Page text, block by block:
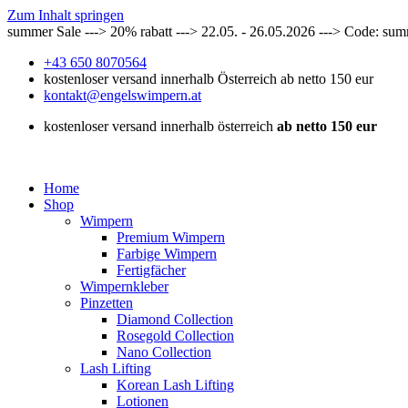
Zum Inhalt springen
summer Sale ---> 20% rabatt ---> 22.05. - 26.05.2026 ---> Code:
+43 650 8070564
kostenloser versand innerhalb Österreich ab netto 150 eur
kontakt@engelswimpern.at
kostenloser versand innerhalb österreich ab netto 150 eur
Home
Shop
Wimpern
Premium Wimpern
Farbige Wimpern
Fertigfächer
Wimpernkleber
Pinzetten
Diamond Collection
Rosegold Collection
Nano Collection
Lash Lifting
Korean Lash Lifting
Lotionen